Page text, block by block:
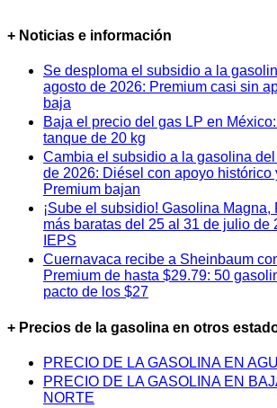
+ Noticias e información
Se desploma el subsidio a la
agosto de 2026: Premium casi sin
baja
Baja el precio del gas LP en
tanque de 20 kg
Cambia el subsidio a la gasolina
de 2026: Diésel con apoyo histórico
Premium bajan
¡Sube el subsidio! Gasolina Magna,
más baratas del 25 al 31 de julio de
IEPS
Cuernavaca recibe a Sheinbaum
Premium de hasta $29.79: 50
pacto de los $27
+ Precios de la gasolina en otros
PRECIO DE LA GASOLINA EN
PRECIO DE LA GASOLINA EN
NORTE